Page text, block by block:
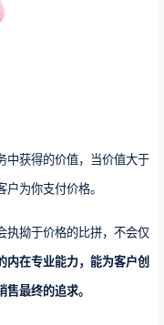
中获得的价值，当价值大于
为你支付价格。
执拗于价格的比拼，不会仅
内在专业能力，能为客户创
最终的追求。